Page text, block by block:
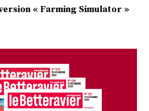
« Farming Simulator »